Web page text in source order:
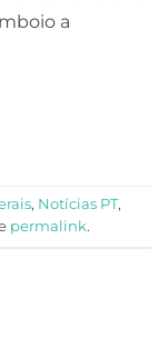
a
, Notícias PT,
permalink.